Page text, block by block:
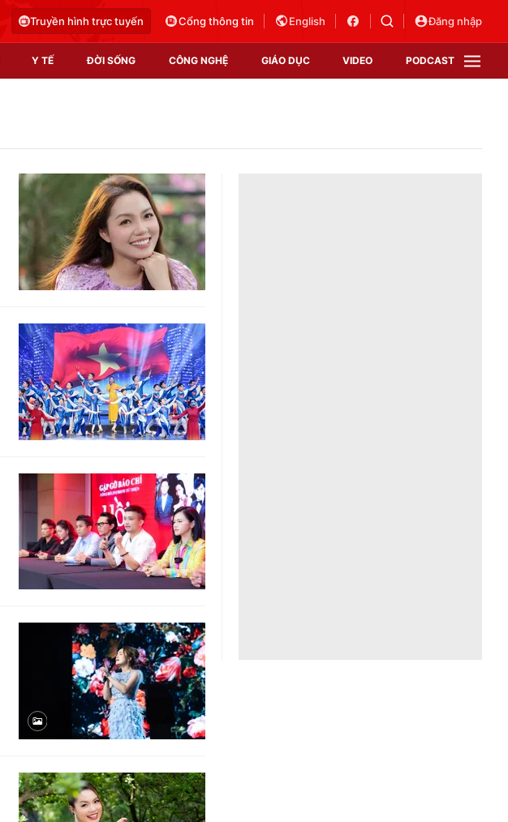
Truyền hình trực tuyến Cổng thông tin English Đăng nhập
Y TẾ ĐỜI SỐNG CÔNG NGHỆ GIÁO DỤC VIDEO PODCAST
Video
Shorts video
Podcast
EMagazine
Photo
Infographic
Góc ảnh
Công nghệ
Hitech Công nghệ tương lai
Sản phẩm
Thị trường
Tư vấn
VTV Sức khoẻ